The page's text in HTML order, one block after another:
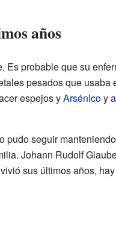
años
Es probable que su
pesados que usaba
espejos yArsénicoy
pudo seguir
Johann Rudolf
sus últimos años,